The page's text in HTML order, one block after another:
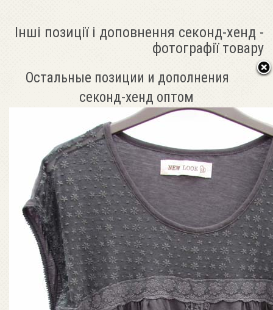
Інші позиції і доповнення секонд-хенд -
фотографії товару
Остальные позиции и дополнения
секонд-хенд оптом